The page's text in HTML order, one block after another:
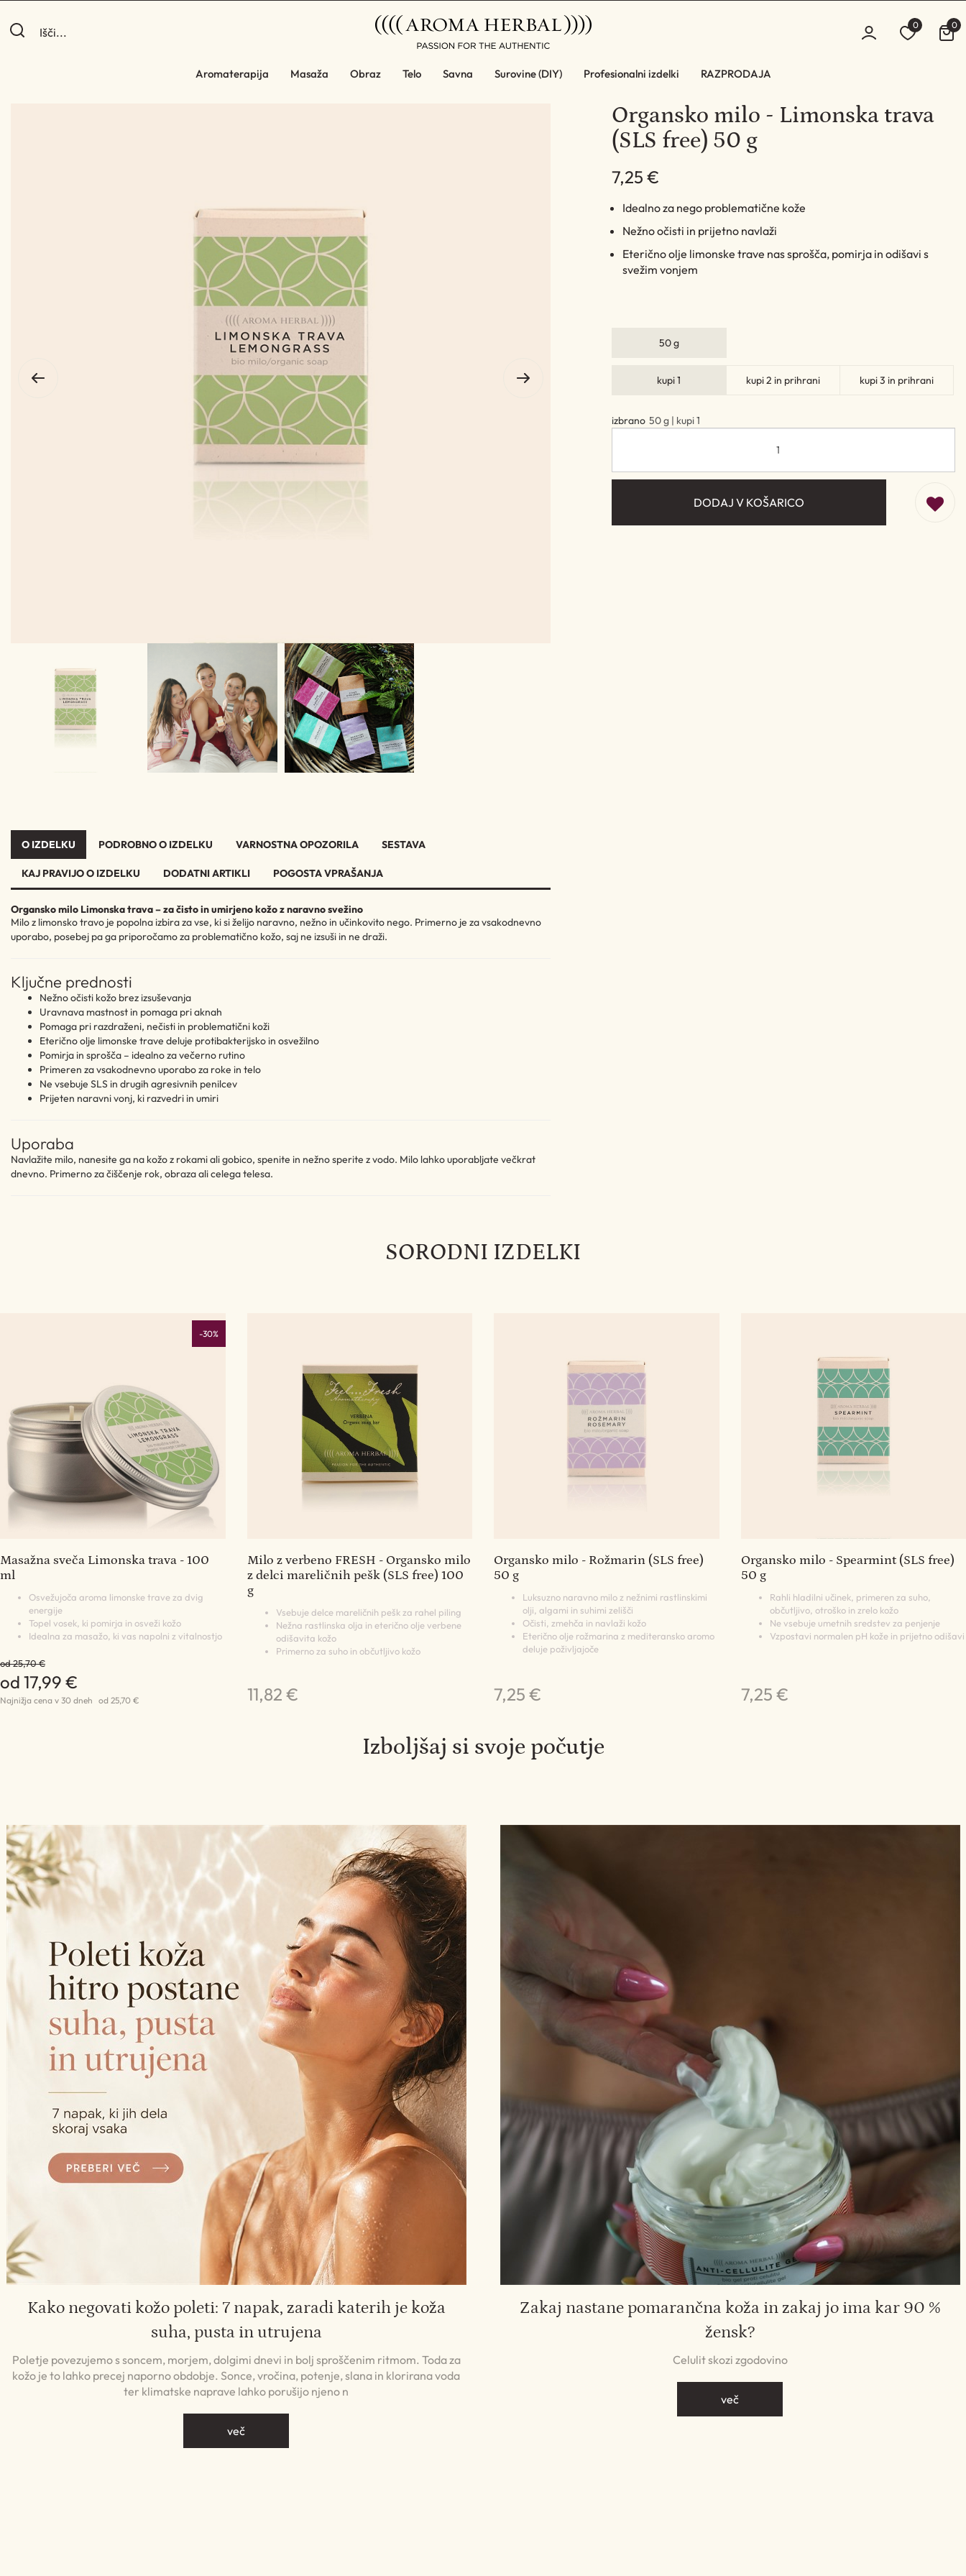
0 0
Aromaterapija Masaža Obraz Telo Savna Surovine (DIY) Profesionalni izdelki RAZPRODAJA
O IZDELKU PODROBNO O IZDELKU VARNOSTNA OPOZORILA SESTAVA
KAJ PRAVIJO O IZDELKU DODATNI ARTIKLI POGOSTA VPRAŠANJA
Organsko milo Limonska trava – za čisto in umirjeno kožo z naravno svežino
Milo z limonsko travo je popolna izbira za vse, ki si želijo naravno, nežno in učinkovito nego. Primerno je za vsakodnevno
uporabo, posebej pa ga priporočamo za problematično kožo, saj ne izsuši in ne draži.
Ključne prednosti
Nežno očisti kožo brez izsuševanja
Uravnava mastnost in pomaga pri aknah
Pomaga pri razdraženi, nečisti in problematični koži
Eterično olje limonske trave deluje protibakterijsko in osvežilno
Pomirja in sprošča – idealno za večerno rutino
Primeren za vsakodnevno uporabo za roke in telo
Ne vsebuje SLS in drugih agresivnih penilcev
Prijeten naravni vonj, ki razvedri in umiri
Uporaba
Navlažite milo, nanesite ga na kožo z rokami ali gobico, spenite in nežno sperite z vodo. Milo lahko uporabljate večkrat
dnevno. Primerno za čiščenje rok, obraza ali celega telesa.
Organsko milo - Limonska trava
(SLS free) 50 g
7,25 €
Idealno za nego problematične kože
Nežno očisti in prijetno navlaži
Eterično olje limonske trave nas sprošča, pomirja in odišavi s
svežim vonjem
50 g
kupi 1 kupi 2 in prihrani kupi 3 in prihrani
izbrano 50 g | kupi 1
DODAJ V KOŠARICO
SORODNI IZDELKI
-30%
Masažna sveča Limonska trava - 100
ml
Osvežujoča aroma limonske trave za dvig
energije
Topel vosek, ki pomirja in osveži kožo
Idealna za masažo, ki vas napolni z vitalnostjo
od 25,70 €
od 17,99 €
Najnižja cena v 30 dneh od 25,70 €
Milo z verbeno FRESH - Organsko milo
z delci mareličnih pešk (SLS free) 100
g
Vsebuje delce mareličnih pešk za rahel piling
Nežna rastlinska olja in eterično olje verbene
odišavita kožo
Primerno za suho in občutljivo kožo
11,82 €
Organsko milo - Rožmarin (SLS free)
50 g
Luksuzno naravno milo z nežnimi rastlinskimi
olji, algami in suhimi zelišči
Očisti, zmehča in navlaži kožo
Eterično olje rožmarina z mediteransko aromo
deluje poživljajoče
7,25 €
Organsko milo - Spearmint (SLS free)
50 g
Rahli hladilni učinek, primeren za suho,
občutljivo, otroško in zrelo kožo
Ne vsebuje umetnih sredstev za penjenje
Vzpostavi normalen pH kože in prijetno odišavi
7,25 €
Izboljšaj si svoje počutje
Kako negovati kožo poleti: 7 napak, zaradi katerih je koža
suha, pusta in utrujena
Poletje povezujemo s soncem, morjem, dolgimi dnevi in bolj sproščenim ritmom. Toda za
kožo je to lahko precej naporno obdobje. Sonce, vročina, potenje, slana in klorirana voda
ter klimatske naprave lahko porušijo njeno n
več
Zakaj nastane pomarančna koža in zakaj jo ima kar 90 %
žensk?
Celulit skozi zgodovino
več